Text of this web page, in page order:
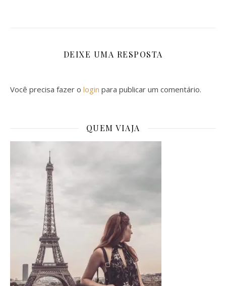
DEIXE UMA RESPOSTA
Você precisa fazer o login para publicar um comentário.
QUEM VIAJA